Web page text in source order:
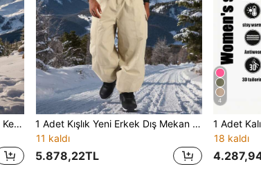
1 Adet Unisex Büyük Beden Bol Kesim Kargo Kayak Pantolonu, Tam Bel Lastikli ve Bağcıklı, Düğmeli Pat Kapanışlı, Çok Cepli Depolama Tasarımlı, Nefes Alan Bacak Yırtmaçlı, Ayarlanabilir Manşetli Paça, Güçlendirilmiş Dikişli, Minimalist Düz Renk Kesim, Çeşitli Kış Açık Hava Kar Sporları Aktiviteleri İçin Uygun
1 Adet Kışlık Yeni Erkek Dış Mekan Kayak Pantolonu, Kayak ve Dağcılık Pantolonu, Kadın Kışlık Dış Mekan Kayak İş Pantolonu, Unisex, Dış Mekan Etkinlikleri İçin Uygun, Makinede Yıkanabilir, Kayak Ekipmanı, Sıcak Kıyafet, Spor Stil Pantolon, Güçlendirilmiş Yapı, Fonksiyonel Kar Pantolonu, Kar Ekipmanı, Snowboard, Kış Yürüyüşü ve Diğer Dış Mekan Etkinlikleri İçin Uygun, Kışlık Kayak Kıyafeti
11 kaldı
5.878,22TL
4
18 kaldı